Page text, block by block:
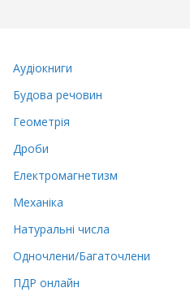
Аудіокниги
Будова речовин
Геометрія
Дроби
Електромагнетизм
Механіка
Натуральні числа
Одночлени/Багаточлени
ПДР онлайн